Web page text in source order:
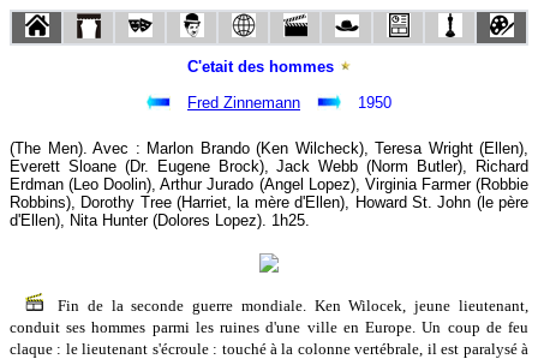
C'etait des hommes
Fred Zinnemann
1950
(The Men). Avec : Marlon Brando (Ken Wilcheck), Teresa Wright (Ellen),
Everett Sloane (Dr. Eugene Brock), Jack Webb (Norm Butler), Richard
Erdman (Leo Doolin), Arthur Jurado (Angel Lopez), Virginia Farmer (Robbie
Robbins), Dorothy Tree (Harriet, la mère d'Ellen), Howard St. John (le père
d'Ellen), Nita Hunter (Dolores Lopez). 1h25.
Fin de la seconde guerre mondiale. Ken Wilocek, jeune lieutenant,
conduit ses hommes parmi les ruines d'une ville en Europe. Un coup de feu
claque : le lieutenant s'écroule : touché à la colonne vertébrale, il est paralysé à